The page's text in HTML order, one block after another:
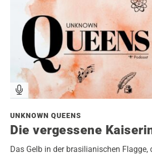
UNKNOWN QUEENS
Die vergessene
Das Gelb in der brasilianischen Flagge,